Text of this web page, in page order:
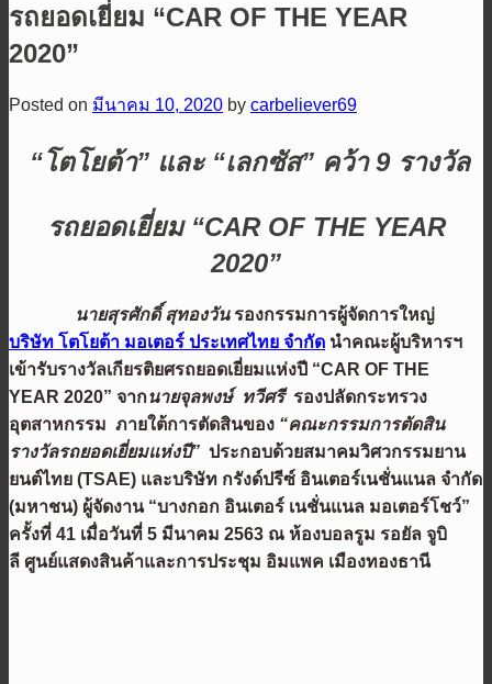
รถยอดเยี่ยม “CAR OF THE YEAR
2020”
Posted on มีนาคม 10, 2020 by carbeliever69
“โตโยต้า” และ “เลกซัส” คว้า9รางวัล
รถยอดเยี่ยม “CAR OF THE YEAR
2020”
นายสุรศักดิ์ สุทองวันรองกรรมการผู้จัดการใหญ่
บริษัท โตโยต้า มอเตอร์ ประเทศไทย จำกัด นำคณะผู้บริหารฯ
เข้ารับรางวัลเกียรติยศรถยอดเยี่ยมแห่งปี “CAR OF THE
YEAR 2020” จากนายจุลพงษ์ ทวีศรีรองปลัดกระทรวง
อุตสาหกรรม ภายใต้การตัดสินของ “คณะกรรมการตัดสิน
รางวัลรถยอดเยี่ยมแห่งปี” ประกอบด้วยสมาคมวิศวกรรมยาน
ยนต์ไทย (TSAE) และบริษัท กรังด์ปรีซ์ อินเตอร์เนชั่นแนล จำกัด
(มหาชน) ผู้จัดงาน “บางกอก อินเตอร์ เนชั่นแนล มอเตอร์โชว์”
ครั้งที่ 41 เมื่อวันที่ 5 มีนาคม 2563 ณ ห้องบอลรูม รอยัล จูบิ
ลี ศูนย์แสดงสินค้าและการประชุม อิมแพค เมืองทองธานี